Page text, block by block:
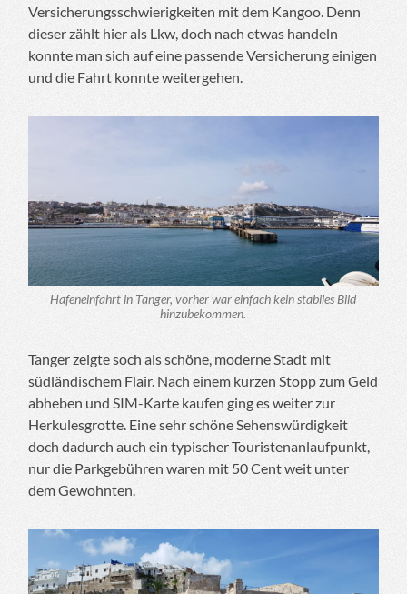
Versicherungsschwierigkeiten mit dem Kangoo. Denn
dieser zählt hier als Lkw, doch nach etwas handeln
konnte man sich auf eine passende Versicherung einigen
und die Fahrt konnte weitergehen.
Hafeneinfahrt in Tanger, vorher war einfach kein stabiles Bild
hinzubekommen.
Tanger zeigte soch als schöne, moderne Stadt mit
südländischem Flair. Nach einem kurzen Stopp zum Geld
abheben und SIM-Karte kaufen ging es weiter zur
Herkulesgrotte. Eine sehr schöne Sehenswürdigkeit
doch dadurch auch ein typischer Touristenanlaufpunkt,
nur die Parkgebühren waren mit 50 Cent weit unter
dem Gewohnten.